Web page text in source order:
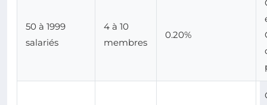
50 à 1999
salariés
4 à 10
membres
0.20%